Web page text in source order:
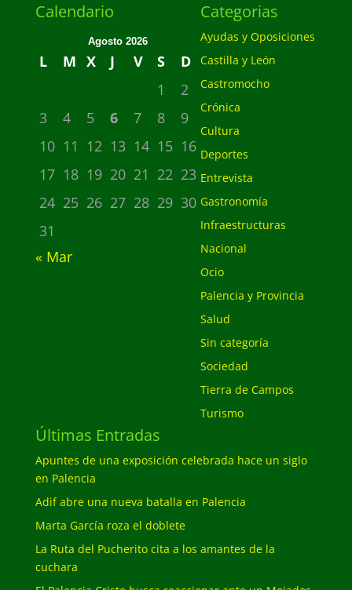
Calendario
Agosto 2026
L M X J V S
D
1
2
3
4 5 6 7 8
9
10 11 12 13 14 15 16
17 18 19 20 21 22 23
24 25 26 27 28 29 30
31
« Mar
Categorias
Ayudas y Oposiciones
Castilla y León
Castromocho
Crónica
Cultura
Deportes
Entrevista
Gastronomía
Infraestructuras
Nacional
Ocio
Palencia y Provincia
Salud
Sin categoría
Sociedad
Tierra de Campos
Turismo
Últimas Entradas
Apuntes de una exposición celebrada hace un siglo
en Palencia
Adif abre una nueva batalla en Palencia
Marta García roza el doblete
La Ruta del Pucherito cita a los amantes de la
cuchara